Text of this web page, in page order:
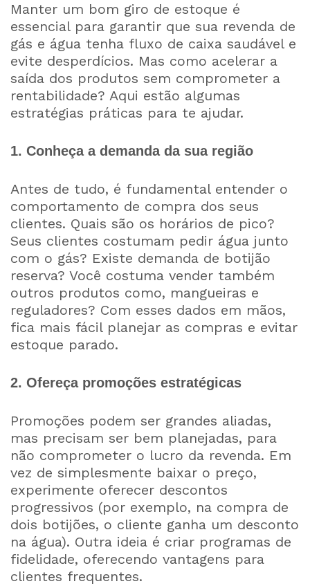
Manter um bom giro de estoque é
essencial para garantir que sua revenda de
gás e água tenha fluxo de caixa saudável e
evite desperdícios. Mas como acelerar a
saída dos produtos sem comprometer a
rentabilidade? Aqui estão algumas
estratégias práticas para te ajudar.
1. Conheça a demanda da sua região
Antes de tudo, é fundamental entender o
comportamento de compra dos seus
clientes. Quais são os horários de pico?
Seus clientes costumam pedir água junto
com o gás? Existe demanda de botijão
reserva? Você costuma vender também
outros produtos como, mangueiras e
reguladores? Com esses dados em mãos,
fica mais fácil planejar as compras e evitar
estoque parado.
2. Ofereça promoções estratégicas
Promoções podem ser grandes aliadas,
mas precisam ser bem planejadas, para
não comprometer o lucro da revenda. Em
vez de simplesmente baixar o preço,
experimente oferecer descontos
progressivos (por exemplo, na compra de
dois botijões, o cliente ganha um desconto
na água). Outra ideia é criar programas de
fidelidade, oferecendo vantagens para
clientes frequentes.